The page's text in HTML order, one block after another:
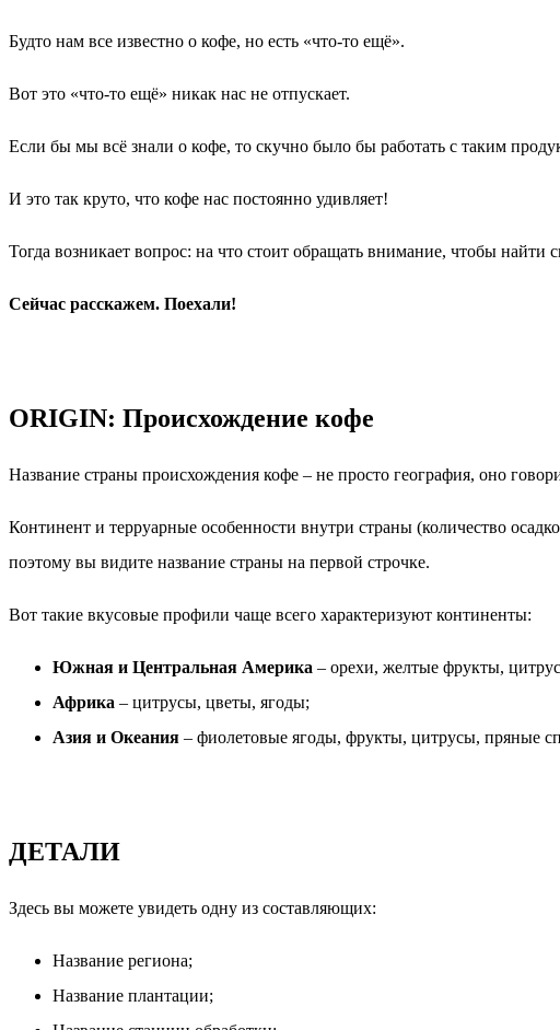
Будто нам все известно о кофе, но есть «что-то ещё».
Вот это «что-то ещё» никак нас не отпускает.
Если бы мы всё знали о кофе, то скучно было бы работать с таким
И это так круто, что кофе нас постоянно удивляет!
Тогда возникает вопрос: на что стоит обращать внимание, чтобы
Сейчас расскажем. Поехали!
ORIGIN: Происхождение кофе
Название страны происхождения кофе – не просто география, оно
Континент и терруарные особенности внутри страны (количество
поэтому вы видите название страны на первой строчке.
Вот такие вкусовые профили чаще всего характеризуют континенты:
Южная и Центральная Америка – орехи, желтые фрукты,
Африка – цитрусы, цветы, ягоды;
Азия и Океания – фиолетовые ягоды, фрукты, цитрусы, пряные
ДЕТАЛИ
Здесь вы можете увидеть одну из составляющих:
Название региона;
Название плантации;